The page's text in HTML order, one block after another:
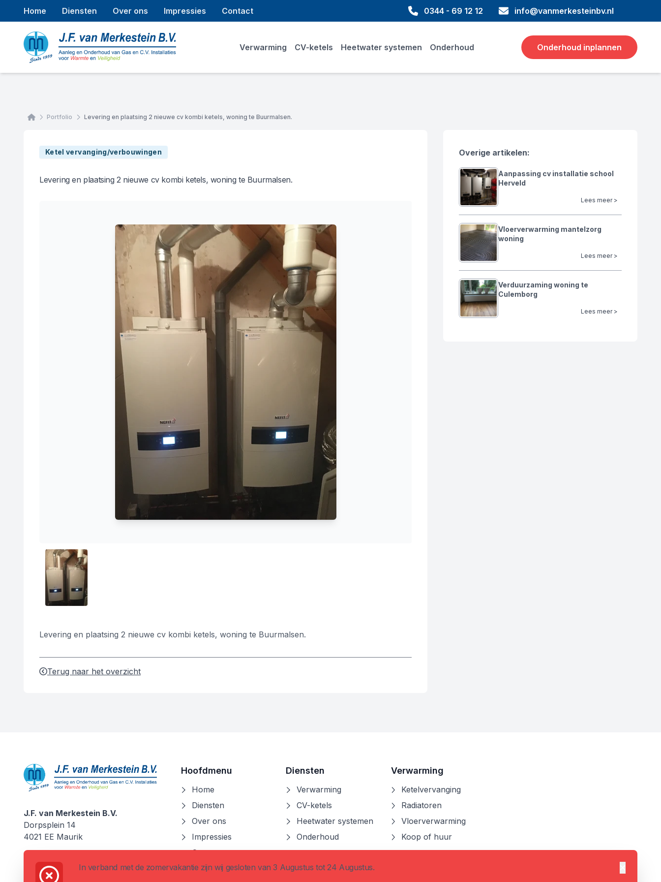
Home Diensten Over ons Impressies Contact 0344 - 69 12 12 info@vanmerkesteinbv.nl
Verwarming CV-ketels Heetwater systemen Onderhoud Onderhoud inplannen
HomePortfolio Levering en plaatsing 2 nieuwe cv kombi ketels, woning te Buurmalsen.
Ketel vervanging/verbouwingen
Levering en plaatsing 2 nieuwe cv kombi ketels, woning te Buurmalsen.
Levering en plaatsing 2 nieuwe cv kombi ketels, woning te Buurmalsen.
Terug naar het overzicht
Overige artikelen:
Aanpassing cv installatie school
Herveld
Lees meer >
Vloerverwarming mantelzorg
woning
Lees meer >
Verduurzaming woning te
Culemborg
Lees meer >
In verband met de zomervakantie zijn wij gesloten van 3 Augustus tot 24 Augustus.
J.F. van Merkestein B.V.
J.F. van Merkestein B.V.
Dorpsplein 14
4021 EE Maurik
0344 - 69 12 12
info@vanmerkesteinbv.nl
Hoofdmenu
Home
Diensten
Over ons
Impressies
Contact
Diensten
Verwarming
CV-ketels
Heetwater systemen
Onderhoud
Verwarming
Ketelvervanging
Radiatoren
Vloerverwarming
Koop of huur